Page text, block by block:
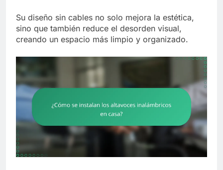
Su diseño sin cables no solo mejora la estética,
sino que también reduce el desorden visual,
creando un espacio más limpio y organizado.